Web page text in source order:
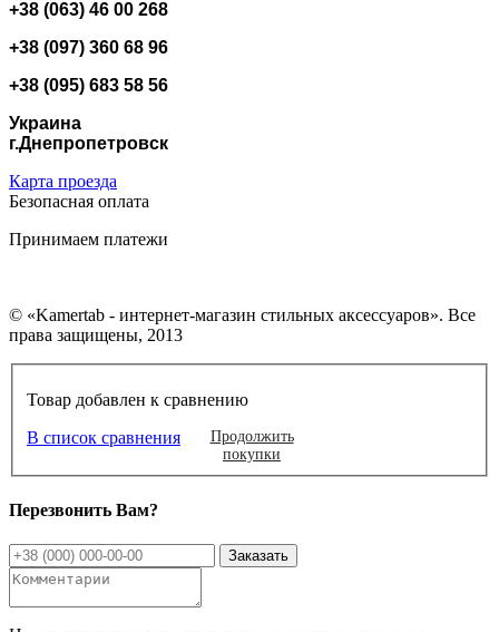
+38 (063) 46 00 268
+38 (097) 360 68 96
+38 (095) 683 58 56
Украина
г.Днепропетровск
Карта проезда
Безопасная оплата
Принимаем платежи
© «Kamertab - интернет-магазин стильных аксессуаров». Все
права защищены, 2013
Товар добавлен к сравнению
В список сравнения
Продолжить
покупки
Перезвонить Вам?